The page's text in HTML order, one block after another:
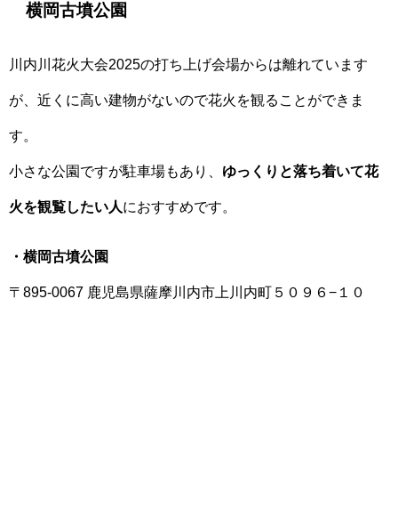
横岡古墳公園
川内川花火大会2025の打ち上げ会場からは離れています
が、近くに高い建物がないので花火を観ることができま
す。
小さな公園ですが駐車場もあり、 ゆっくりと落ち着いて花
火を観覧したい人 におすすめです。
・横岡古墳公園
〒895-0067 鹿児島県薩摩川内市上川内町５０９６−１０